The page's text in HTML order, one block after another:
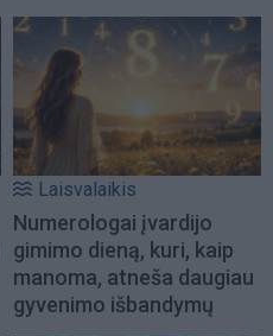
Laisvalaikis
Numerologai įvardijo
gimimo dieną, kuri, kaip
manoma, atneša daugiau
gyvenimo išbandymų